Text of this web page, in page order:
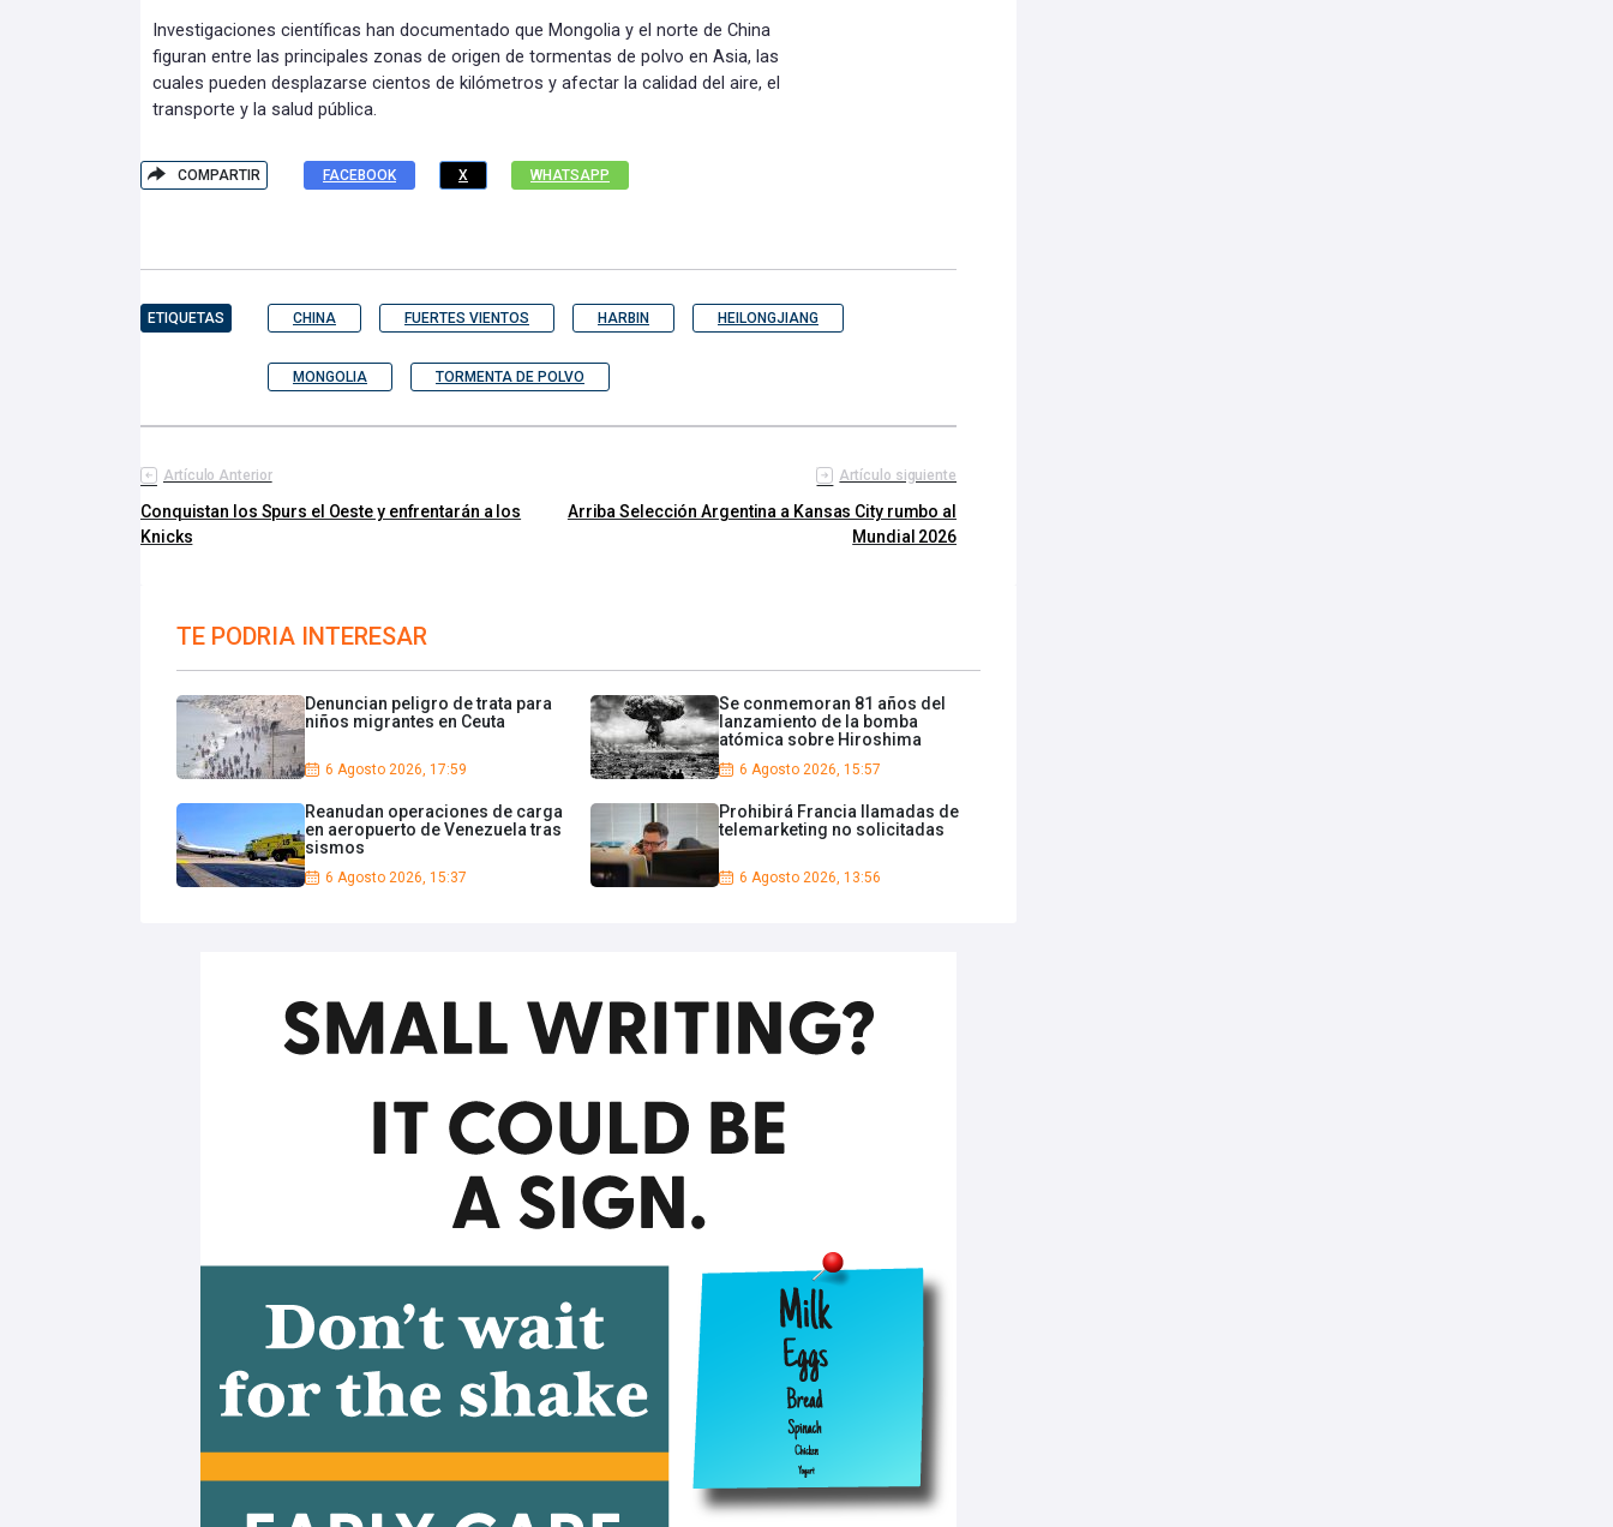
Investigaciones científicas han documentado que Mongolia y el norte de China
figuran entre las principales zonas de origen de tormentas de polvo en Asia, las
cuales pueden desplazarse cientos de kilómetros y afectar la calidad del aire, el
transporte y la salud pública.
COMPARTIR FACEBOOK X WHATSAPP
ETIQUETAS CHINA FUERTES VIENTOS HARBIN HEILONGJIANG
MONGOLIA TORMENTA DE POLVO
Artículo Anterior
Conquistan los Spurs el Oeste y enfrentarán a los
Knicks
Artículo siguiente
Arriba Selección Argentina a Kansas City rumbo al
Mundial 2026
TE PODRIA INTERESAR
Denuncian peligro de trata para
niños migrantes en Ceuta
6 Agosto 2026, 17:59
Se conmemoran 81 años del
lanzamiento de la bomba
atómica sobre Hiroshima
6 Agosto 2026, 15:57
Reanudan operaciones de carga
en aeropuerto de Venezuela tras
sismos
6 Agosto 2026, 15:37
Prohibirá Francia llamadas de
telemarketing no solicitadas
6 Agosto 2026, 13:56